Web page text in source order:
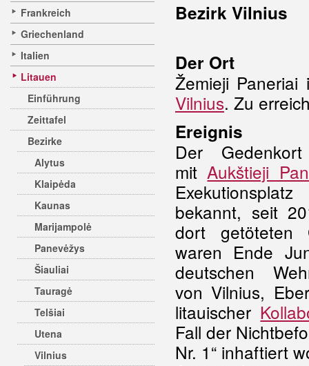
Frankreich
Griechenland
Italien
Litauen
Einführung
Zeittafel
Bezirke
Alytus
Klaipėda
Kaunas
Marijampolė
Panevėžys
Šiauliai
Tauragė
Telšiai
Utena
Vilnius
Bezirk Vilnius
Der Ort
Žemieji
Vilnius. Zu
Ereignis
Der
mitAukštieji
bekannt, seit
dort getöteten
waren Ende
deutschen
von Vilnius,
litauischer
Fall der
Nr. 1“ inhaftiert